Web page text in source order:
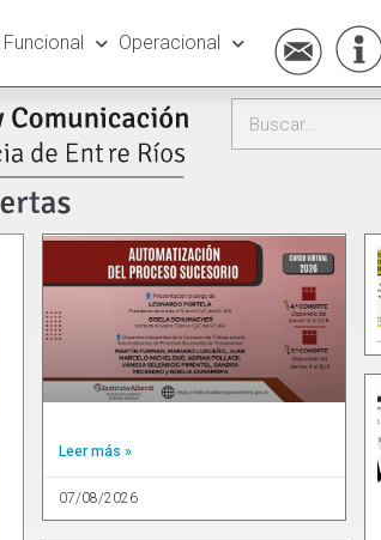
Funcional Operacional
Leer más »
07/08/2026